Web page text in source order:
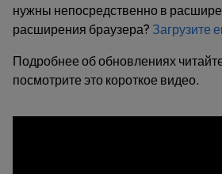
нужны непосредственно в
расширения браузера? Загрузите
Подробнее об обновлениях
посмотрите это короткое видео.